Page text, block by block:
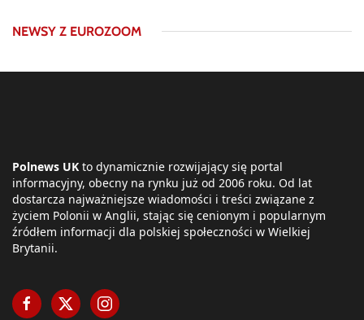
NEWSY Z EUROZOOM
Polnews UK to dynamicznie rozwijający się portal
informacyjny, obecny na rynku już od 2006 roku. Od lat
dostarcza najważniejsze wiadomości i treści związane z
życiem Polonii w Anglii, stając się cenionym i popularnym
źródłem informacji dla polskiej społeczności w Wielkiej
Brytanii.